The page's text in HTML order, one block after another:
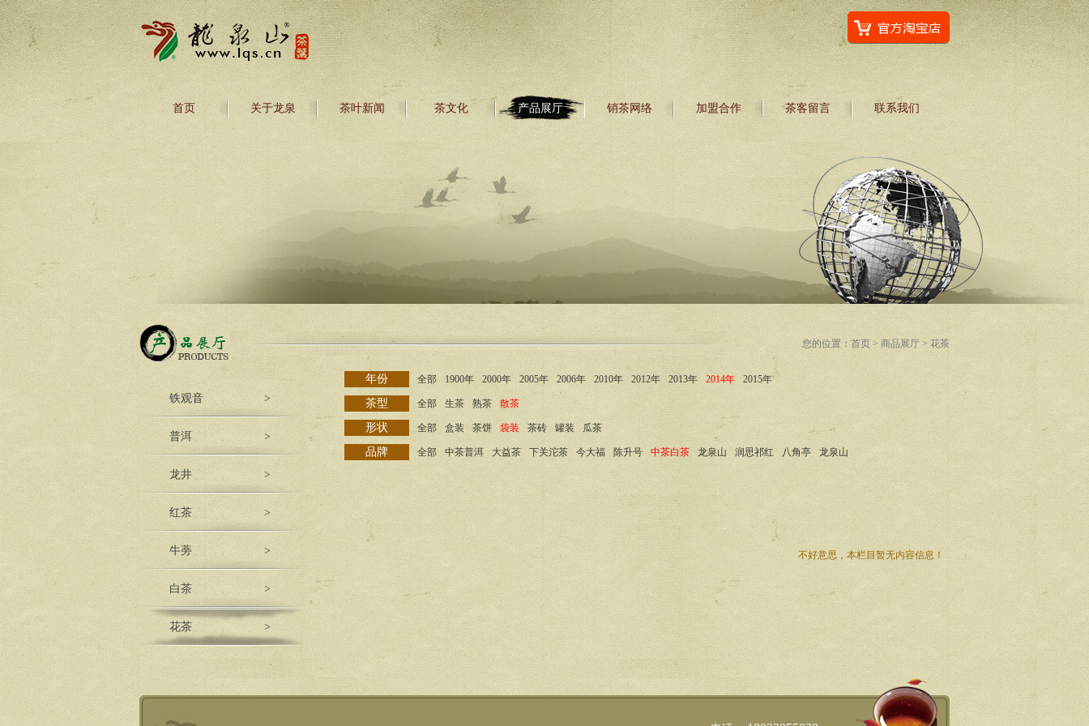
首页 关于龙泉 茶叶新闻 茶文化 产品展厅 销茶网络 加盟合作 茶客留言 联系我们
您的位置： 首页 > 商品展厅 > 花茶
铁观音 >
普洱 >
龙井 >
红茶 >
牛蒡 >
白茶 >
花茶 >
年份 全部 1900年 2000年 2005年 2006年 2010年 2012年 2013年 2014年 2015年
茶型 全部 生茶 熟茶 散茶
形状 全部 盒装 茶饼 袋装 茶砖 罐装 瓜茶
品牌 全部 中茶普洱 大益茶 下关沱茶 今大福 陈升号 中茶白茶 龙泉山 润思祁红 八角亭 龙泉山
不好意思，本栏目暂无内容信息！